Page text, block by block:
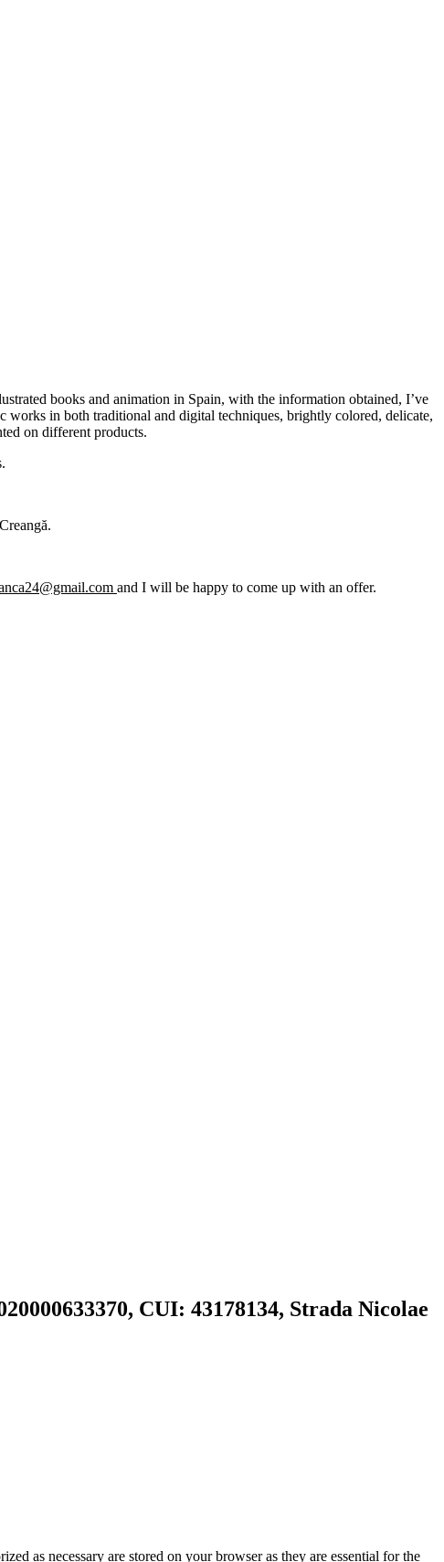
books and animation in Spain, with the information obtained, I’ve
works in both traditional and digital techniques, brightly colored, delicate,
on different products.
and I will be happy to come up with an offer.
CUI: 43178134, Strada Nicolae
as necessary are stored on your browser as they are essential for the